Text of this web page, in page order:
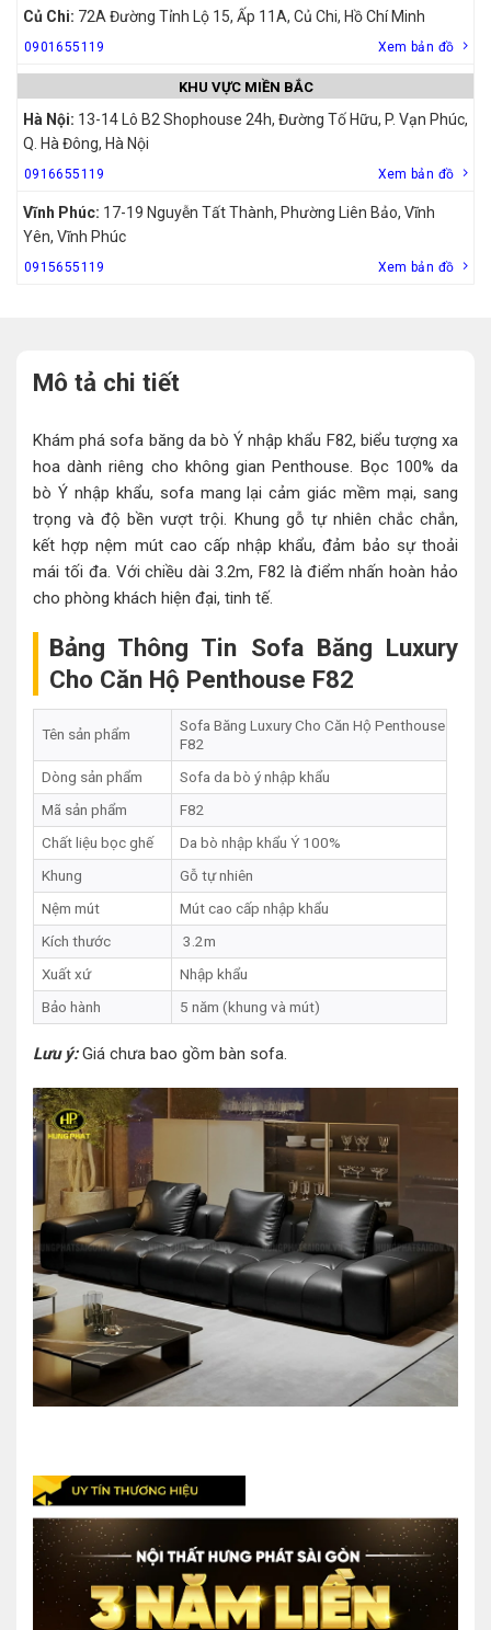
Củ Chi: 72A Đường Tỉnh Lộ 15, Ấp 11A, Củ Chi, Hồ Chí Minh
0901655119 Xem bản đồ
KHU VỰC MIỀN BẮC
Hà Nội: 13-14 Lô B2 Shophouse 24h, Đường Tố Hữu, P. Vạn Phúc,
Q. Hà Đông, Hà Nội
0916655119 Xem bản đồ
Vĩnh Phúc: 17-19 Nguyễn Tất Thành, Phường Liên Bảo, Vĩnh
Yên, Vĩnh Phúc
0915655119 Xem bản đồ
Mô tả chi tiết
Khám phá sofa băng da bò Ý nhập khẩu F82, biểu tượng xa
hoa dành riêng cho không gian Penthouse. Bọc 100% da
bò Ý nhập khẩu, sofa mang lại cảm giác mềm mại, sang
trọng và độ bền vượt trội. Khung gỗ tự nhiên chắc chắn,
kết hợp nệm mút cao cấp nhập khẩu, đảm bảo sự thoải
mái tối đa. Với chiều dài 3.2m, F82 là điểm nhấn hoàn hảo
cho phòng khách hiện đại, tinh tế.
Bảng Thông Tin Sofa Băng Luxury
Cho Căn Hộ Penthouse F82
Tên sản phẩm
Sofa Băng Luxury Cho Căn Hộ Penthouse
F82
Dòng sản phẩm
Sofa da bò ý nhập khẩu
Mã sản phẩm
F82
Chất liệu bọc ghế
Da bò nhập khẩu Ý 100%
Khung
Gỗ tự nhiên
Nệm mút
Mút cao cấp nhập khẩu
Kích thước
3.2m
Xuất xứ
Nhập khẩu
Bảo hành
5 năm (khung và mút)
Lưu ý:Giá chưa bao gồm bàn sofa.